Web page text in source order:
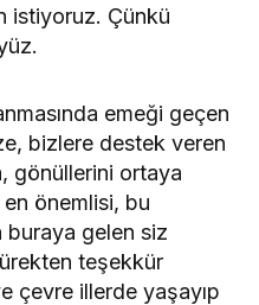
istiyoruz. Çünkü
emeği geçen
bizlere destek veren
gönüllerini ortaya
önemlisi, bu
gelen siz
teşekkür
çevre illerde yaşayıp